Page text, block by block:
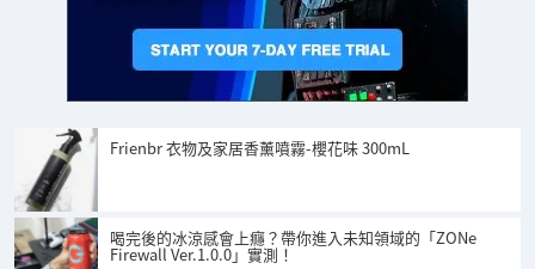
Frienbr 衣物及家居香薰噴霧-櫻花味 300mL
喝完後的冰涼感會上癮？帶你進入未知領域的「ZONe
Firewall Ver.1.0.0」實測！